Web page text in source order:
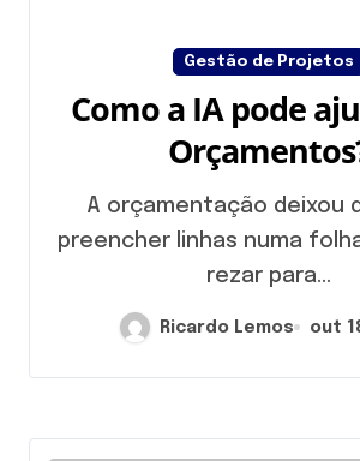
Gestão de Projetos
Como a IA pode
A orçamentação deixou de ser só
preencher linhas numa
rezar para...
Ricardo Lemos out